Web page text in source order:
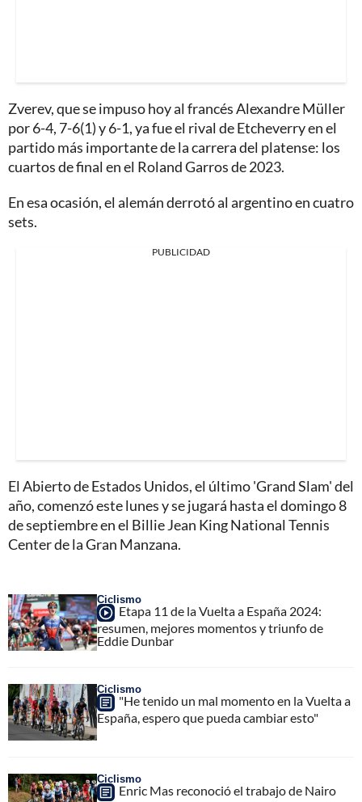
Zverev, que se impuso hoy al francés Alexandre Müller
por 6-4, 7-6(1) y 6-1, ya fue el rival de Etcheverry en el
partido más importante de la carrera del platense: los
cuartos de final en el Roland Garros de 2023.
En esa ocasión, el alemán derrotó al argentino en cuatro
sets.
PUBLICIDAD
El Abierto de Estados Unidos, el último 'Grand Slam' del
año, comenzó este lunes y se jugará hasta el domingo 8
de septiembre en el Billie Jean King National Tennis
Center de la Gran Manzana.
Ciclismo
Etapa 11 de la Vuelta a España 2024:
resumen, mejores momentos y triunfo de
Eddie Dunbar
Ciclismo
"He tenido un mal momento en la Vuelta a
España, espero que pueda cambiar esto"
Ciclismo
Enric Mas reconoció el trabajo de Nairo